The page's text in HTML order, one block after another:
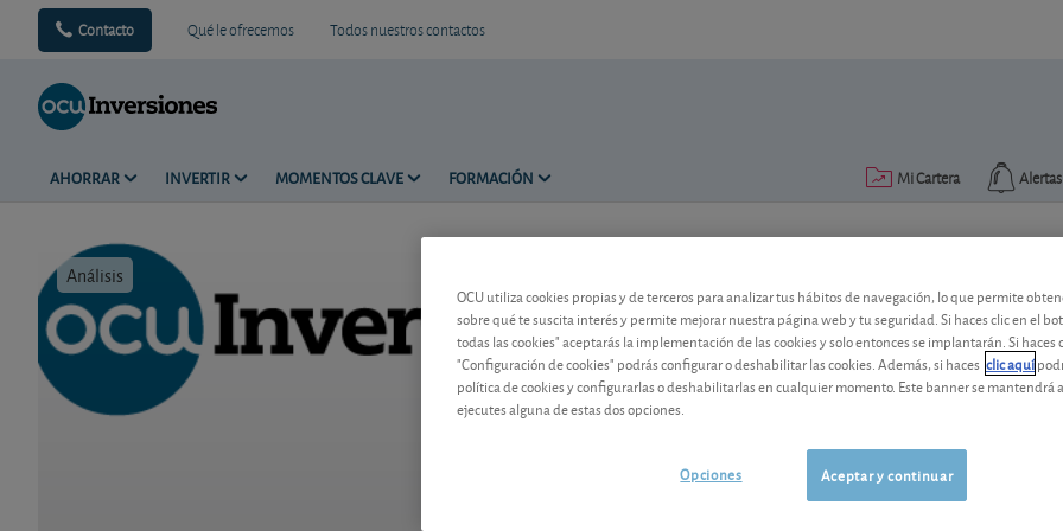
Contacto Qué le ofrecemos Todos nuestros contactos
AHORRAR INVERTIR MOMENTOS CLAVE FORMACIÓN Alertas
Mi Cartera
Análisis
Castigo bursátil tras
Los problemas de este proveedor de
rentabilidad castigan la cotización.
OCU utiliza cookies propias y de terceros para analizar tus hábitos de navegación, lo que permite
sobre qué te suscita interés y permite mejorar nuestra página web y tu seguridad. Si haces clic en el
todas las cookies" aceptarás la implementación de las cookies y solo entonces se implantarán. Si haces
"Configuración de cookies" podrás configurar o deshabilitar las cookies. Además, si haces clic aquí
política de cookies y configurarlas o deshabilitarlas en cualquier momento. Este banner se mantendrá
ejecutes alguna de estas dos opciones.
Aceptar y continuar
Opciones